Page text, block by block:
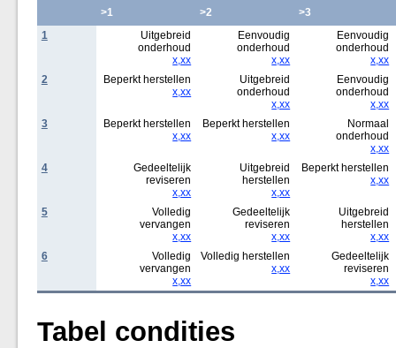
>1 >2
>3
1
Uitgebreid
onderhoud
x,xx
Eenvoudig
onderhoud
x,xx
Eenvoudig
onderhoud
x,xx
2
Beperkt herstellen
x,xx
Uitgebreid
onderhoud
x,xx
Eenvoudig
onderhoud
x,xx
3
Beperkt herstellen
x,xx
Beperkt herstellen
x,xx
Normaal
onderhoud
x,xx
4
Gedeeltelijk
reviseren
x,xx
Uitgebreid
herstellen
x,xx
Beperkt herstellen
x,xx
5
Volledig
vervangen
x,xx
Gedeeltelijk
reviseren
x,xx
Uitgebreid
herstellen
x,xx
6
Volledig
vervangen
x,xx
Volledig herstellen
x,xx
Gedeeltelijk
reviseren
x,xx
Tabel condities